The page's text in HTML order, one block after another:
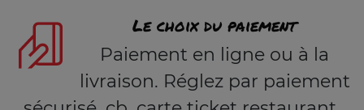
Le choix du paiement
Paiement en ligne ou à la
livraison. Réglez par paiement